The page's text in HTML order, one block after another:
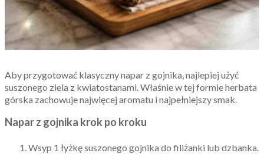
Aby przygotować klasyczny napar z gojnika, najlepiej użyć
suszonego ziela z kwiatostanami. Właśnie w tej formie herbata
górska zachowuje najwięcej aromatu i najpełniejszy smak.
Napar z gojnika krok po kroku
Wsyp 1 łyżkę suszonego gojnika do filiżanki lub dzbanka.